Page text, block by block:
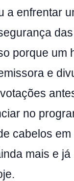
a enfrentar
porque um
e
no
cabelos
mais e